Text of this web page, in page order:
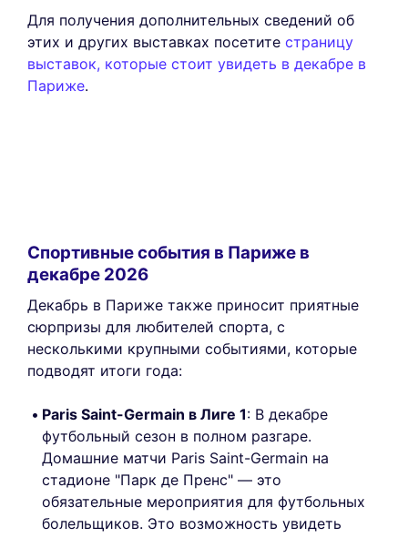
Для получения дополнительных сведений об
этих и других выставках посетите страницу
выставок, которые стоит увидеть в декабре в
Париже.
Спортивные события в Париже в
декабре 2026
Декабрь в Париже также приносит приятные
сюрпризы для любителей спорта, с
несколькими крупными событиями, которые
подводят итоги года:
Paris Saint-Germain в Лиге 1: В декабре
футбольный сезон в полном разгаре.
Домашние матчи Paris Saint-Germain на
стадионе "Парк де Пренс" — это
обязательные мероприятия для футбольных
болельщиков. Это возможность увидеть